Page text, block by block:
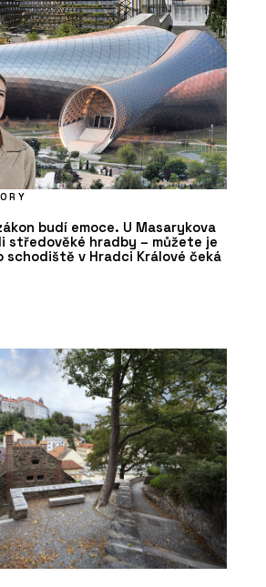
budí emoce. U Masarykova
středověké hradby – můžete je
schodiště v Hradci Králové čeká